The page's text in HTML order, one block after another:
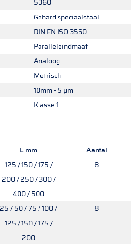
5060
Gehard speciaalstaal
DIN EN ISO 3560
Paralleleindmaat
Analoog
Metrisch
10mm - 5 µm
Klasse 1
L mm
Aantal
125 / 150 / 175 /
200 / 250 / 300 /
400 / 500
8
25 / 50 / 75 / 100 /
125 / 150 / 175 /
200
8